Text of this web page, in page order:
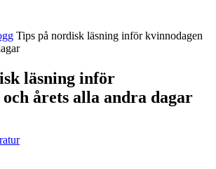
Tips på nordisk läsning inför kvinnodagen
läsning inför
årets alla andra dagar